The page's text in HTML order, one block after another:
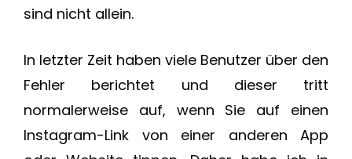
sind nicht allein.
In letzter Zeit haben viele Benutzer über den
Fehler berichtet und dieser tritt
normalerweise auf, wenn Sie auf einen
Instagram-Link von einer anderen App